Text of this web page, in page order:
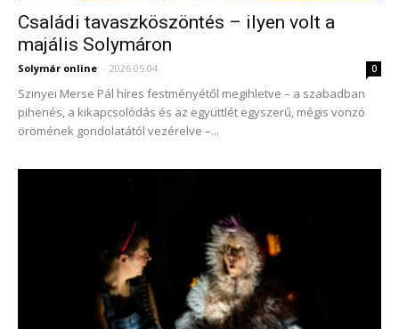
Családi tavaszköszöntés – ilyen volt a
majális Solymáron
Solymár online - 2026.05.04. 0
Szinyei Merse Pál híres festményétől megihletve – a szabadban
pihenés, a kikapcsolódás és az együttlét egyszerű, mégis vonzó
örömének gondolatától vezérelve –...